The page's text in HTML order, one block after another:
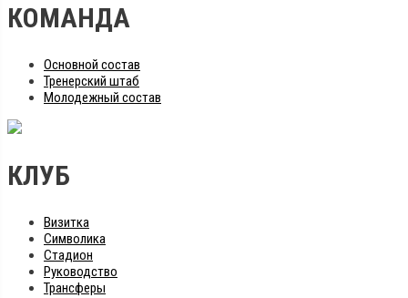
КОМАНДА
Основной состав
Тренерский штаб
Молодежный состав
КЛУБ
Визитка
Символика
Стадион
Руководство
Трансферы